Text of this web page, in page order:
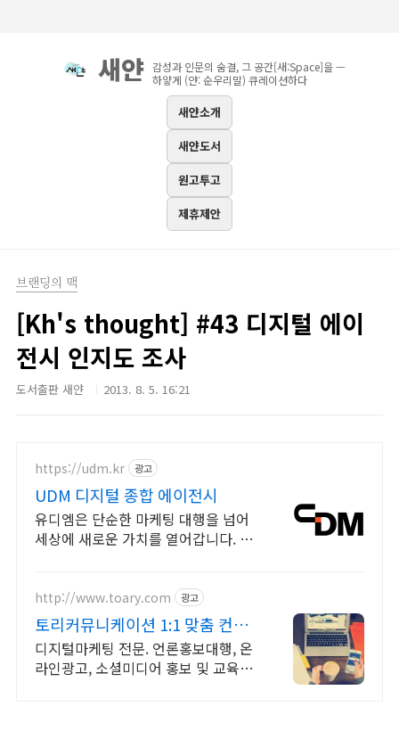
새얀 감성과 인문의 숨결, 그 공간[새:Space]을 —
하얗게 (얀: 순우리말) 큐레이션하다
새얀소개
새얀도서
원고투고
제휴제안
브랜딩의 맥
[Kh's thought] #43 디지털 에이
전시 인지도 조사
도서출판 새얀 2013. 8. 5. 16:21
https://udm.kr 광고
UDM 디지털 종합 에이전시
유디엠은 단순한 마케팅 대행을 넘어
세상에 새로운 가치를 열어갑니다. 전
니다.
http://www.toary.com 광고
토리커뮤니케이션 1:1 맞춤 컨설
팅
디지털마케팅 전문. 언론홍보대행, 온
라인광고, 소셜미디어 홍보 및 교육서